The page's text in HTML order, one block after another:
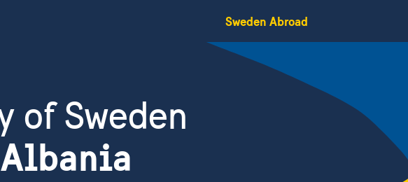
Sweden Abroad
of Sweden